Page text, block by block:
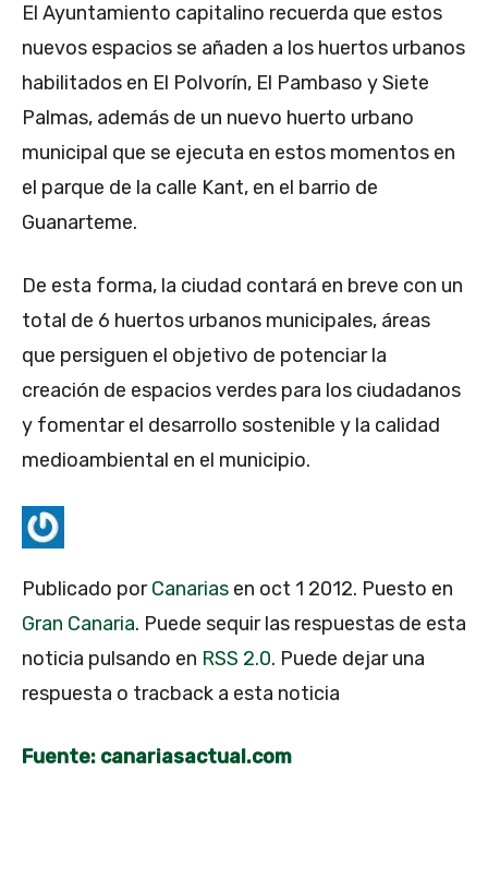
El Ayuntamiento capitalino recuerda que estos
nuevos espacios se añaden a los huertos urbanos
habilitados en El Polvorín, El Pambaso y Siete
Palmas, además de un nuevo huerto urbano
municipal que se ejecuta en estos momentos en
el parque de la calle Kant, en el barrio de
Guanarteme.
De esta forma, la ciudad contará en breve con un
total de 6 huertos urbanos municipales, áreas
que persiguen el objetivo de potenciar la
creación de espacios verdes para los ciudadanos
y fomentar el desarrollo sostenible y la calidad
medioambiental en el municipio.
Publicado porCanarias en oct 1 2012. Puesto en
Gran Canaria. Puede sequir las respuestas de esta
noticia pulsando en RSS 2.0. Puede dejar una
respuesta o tracback a esta noticia
Fuente: canariasactual.com